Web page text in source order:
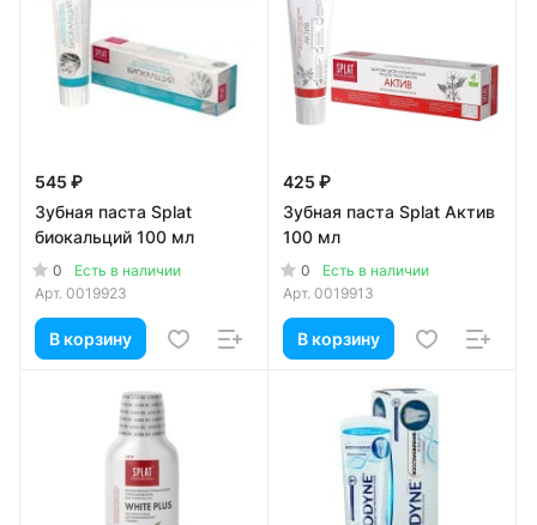
545 ₽
Зубная паста Splat
биокальций 100 мл
0
Есть в наличии
Арт. 0019923
В корзину
425 ₽
Зубная паста Splat Актив
100 мл
0
Есть в наличии
Арт. 0019913
В корзину